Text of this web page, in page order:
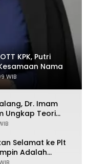
KPK, Putri
Nama
WIB
Dr. Imam
Ungkap Teori
Selamat ke Plt
Adalah